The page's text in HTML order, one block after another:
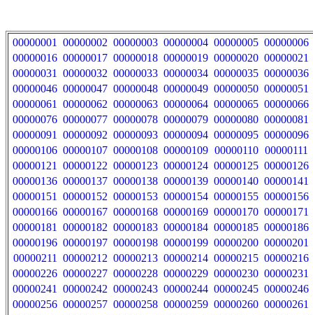
00000001 00000002 00000003 00000004 00000005 00000006
00000016 00000017 00000018 00000019 00000020 00000021
00000031
00000032 00000033 00000034 00000035 00000036
00000046 00000047 00000048 00000049 00000050 00000051
00000061
00000062 00000063 00000064 00000065 00000066
00000076 00000077 00000078 00000079 00000080 00000081
00000091
00000092 00000093 00000094 00000095 00000096
00000106 00000107 00000108 00000109 00000110 00000111
00000121
00000122 00000123 00000124 00000125 00000126
00000136 00000137 00000138 00000139 00000140 00000141
00000151
00000152 00000153 00000154 00000155 00000156
00000166 00000167 00000168 00000169 00000170 00000171
00000181
00000182 00000183 00000184 00000185 00000186
00000196 00000197 00000198 00000199 00000200 00000201
00000211
00000212 00000213 00000214 00000215 00000216
00000226 00000227 00000228 00000229 00000230 00000231
00000241
00000242 00000243 00000244 00000245 00000246
00000256 00000257 00000258 00000259 00000260 00000261